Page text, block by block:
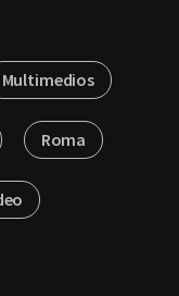
Multimedios
Roma